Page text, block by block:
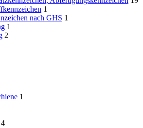
1
nach GHS 1
1
2
1
4